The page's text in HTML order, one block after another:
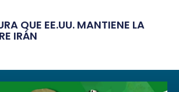
QUE EE.UU. MANTIENE LA
IRÁN